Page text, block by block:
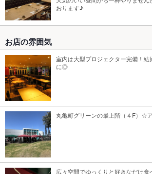
おります♪
お店の雰囲気
室内は大型プロジェクター完備！
に◎
丸亀町グリーンの最上階（４F）☆
広々空間でゆっくりと好きなだけ